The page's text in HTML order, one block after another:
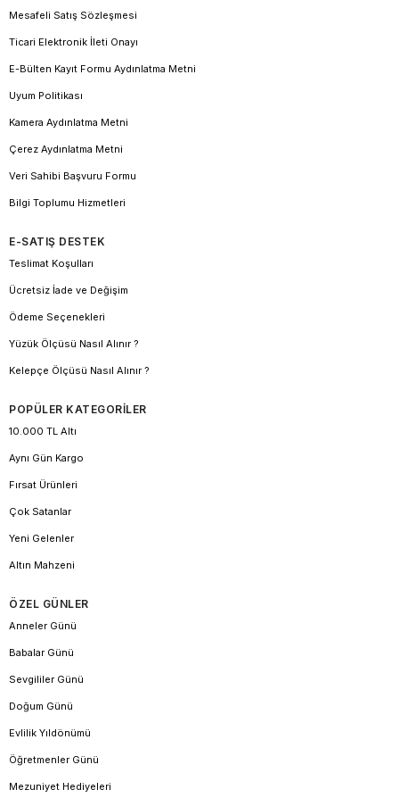
Mesafeli Satış Sözleşmesi
Ticari Elektronik İleti Onayı
E-Bülten Kayıt Formu Aydınlatma Metni
Uyum Politikası
Kamera Aydınlatma Metni
Çerez Aydınlatma Metni
Veri Sahibi Başvuru Formu
Bilgi Toplumu Hizmetleri
E-SATIŞ DESTEK
Teslimat Koşulları
Ücretsiz İade ve Değişim
Ödeme Seçenekleri
Yüzük Ölçüsü Nasıl Alınır ?
Kelepçe Ölçüsü Nasıl Alınır ?
POPÜLER KATEGORİLER
10.000 TL Altı
Aynı Gün Kargo
Fırsat Ürünleri
Çok Satanlar
Yeni Gelenler
Altın Mahzeni
ÖZEL GÜNLER
Anneler Günü
Babalar Günü
Sevgililer Günü
Doğum Günü
Evlilik Yıldönümü
Öğretmenler Günü
Mezuniyet Hediyeleri